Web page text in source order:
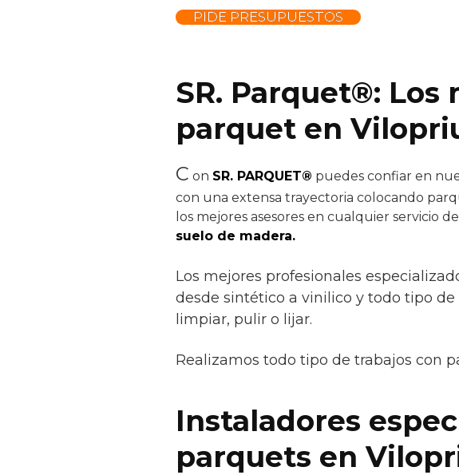
PIDE PRESUPUESTOS
SR. Parquet®:
parquet en
C on SR. PARQUET® puedes confiar en
con una extensa trayectoria colocando
los mejores asesores en cualquier servicio
suelo de madera.
Los mejores profesionales
desde sintético a vinilico y todo tipo
limpiar, pulir o lijar.
Realizamos todo tipo de trabajos con
Instaladores
parquets en